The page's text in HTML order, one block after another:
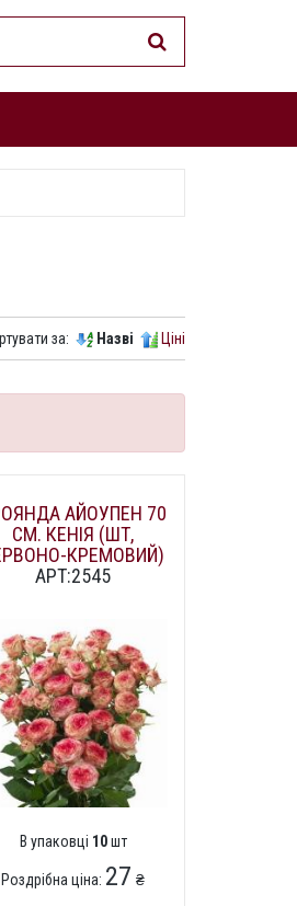
за: Назві Ціні
АЙОУПЕН 70
СМ. КЕНІЯ (ШТ,
КРЕМОВИЙ)
АРТ:2545
В упаковці 10шт
Роздрібна ціна: 27 ₴